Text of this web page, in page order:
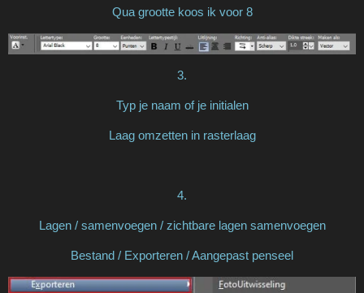
Qua grootte koos ik voor 8
3.
Typ je naam of je initialen
Laag omzetten in rasterlaag
4.
Lagen / samenvoegen / zichtbare lagen samenvoegen
Bestand / Exporteren / Aangepast penseel